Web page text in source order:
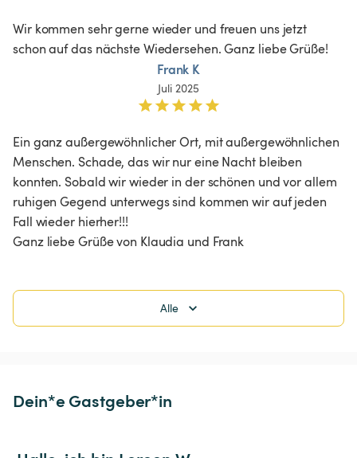
Wir kommen sehr gerne wieder und freuen uns jetzt
schon auf das nächste Wiedersehen. Ganz liebe Grüße!
Frank K
Juli 2025
Ein ganz außergewöhnlicher Ort, mit außergewöhnlichen
Menschen. Schade, das wir nur eine Nacht bleiben
konnten. Sobald wir wieder in der schönen und vor allem
ruhigen Gegend unterwegs sind kommen wir auf jeden
Fall wieder hierher!!!
Alle
Dein*e Gastgeber*in